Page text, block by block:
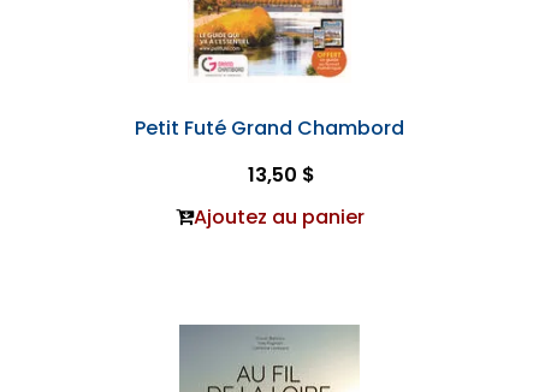
Petit Futé Grand Chambord
13,50 $
Ajoutez au panier